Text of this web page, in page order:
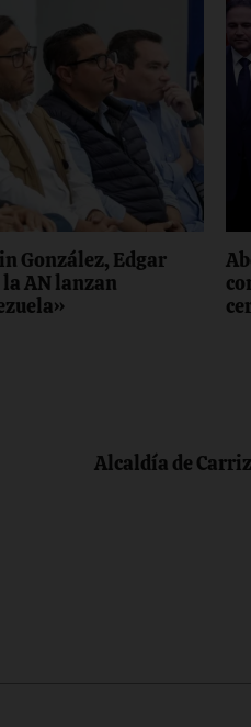
González, Edgar
AN lanzan
Alcaldía de